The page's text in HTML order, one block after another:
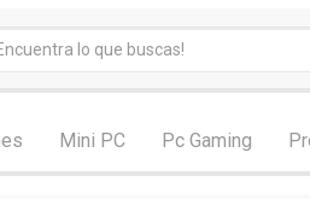
Mini PC Pc Gaming